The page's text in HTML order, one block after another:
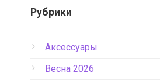
Рубрики
Аксессуары
Весна 2026